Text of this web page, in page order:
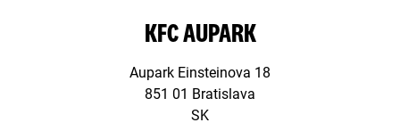
KFC AUPARK
Aupark Einsteinova 18
851 01 Bratislava
SK